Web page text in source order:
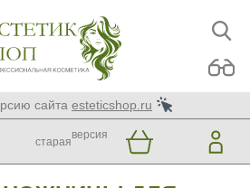
сайта esteticshop.ru
старая
версия